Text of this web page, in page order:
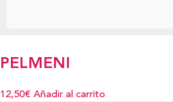
PELMENI
12,50€ Añadir al carrito